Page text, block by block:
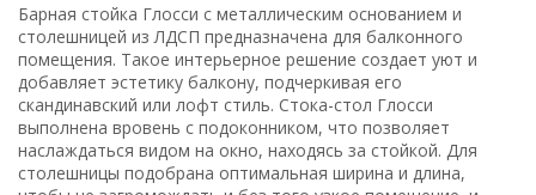
Барная стойка Глосси с металлическим основанием и
столешницей из ЛДСП предназначена для балконного
помещения. Такое интерьерное решение создает уют и
добавляет эстетику балкону, подчеркивая его
скандинавский или лофт стиль. Стока-стол Глосси
выполнена вровень с подоконником, что позволяет
наслаждаться видом на окно, находясь за стойкой. Для
столешницы подобрана оптимальная ширина и длина,